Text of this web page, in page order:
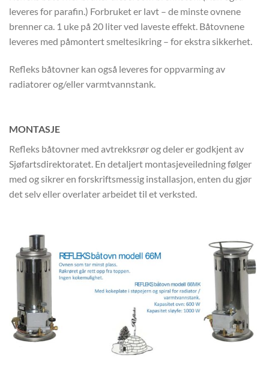
leveres for parafin.) Forbruket er lavt – de minste ovnene
brenner ca. 1 uke på 20 liter ved laveste effekt. Båtovnene
leveres med påmontert smeltesikring – for ekstra sikkerhet.
Refleks båtovner kan også leveres for oppvarming av
radiatorer og/eller varmtvannstank.
MONTASJE
Refleks båtovner med avtrekksrør og deler er godkjent av
Sjøfartsdirektoratet. En detaljert montasjeveiledning følger
med og sikrer en forskriftsmessig installasjon, enten du gjør
det selv eller overlater arbeidet til et verksted.